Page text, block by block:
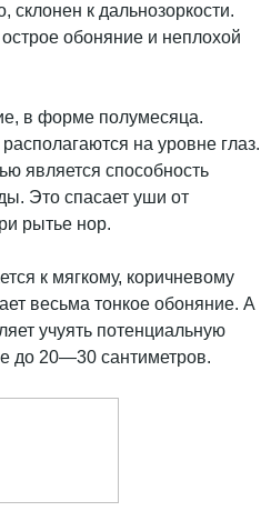
склонен к дальнозоркости.
обоняние и неплохой
в форме полумесяца.
на уровне глаз.
является способность
Это спасает уши от
рытье нор.
к мягкому, коричневому
весьма тонкое обоняние. А
учуять потенциальную
до 20—30 сантиметров.